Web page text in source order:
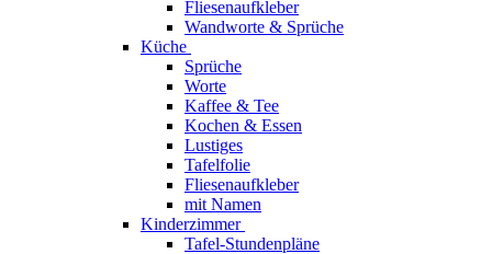
Fliesenaufkleber
Wandworte & Sprüche
Küche
Sprüche
Worte
Kaffee & Tee
Kochen & Essen
Lustiges
Tafelfolie
Fliesenaufkleber
mit Namen
Kinderzimmer
Tafel-Stundenpläne